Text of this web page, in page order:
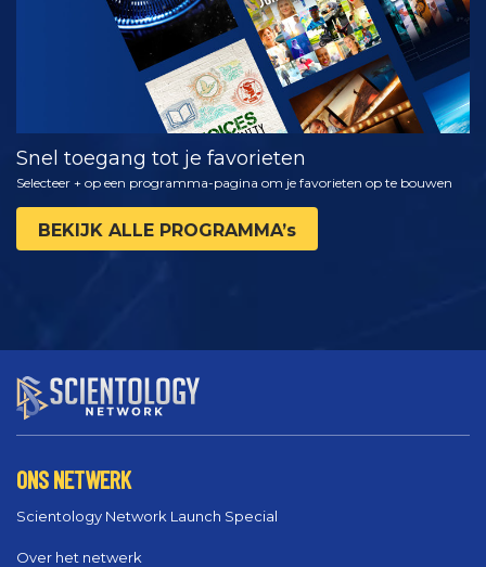
Snel toegang tot je favorieten
Selecteer + op een programma-pagina om je favorieten op te bouwen
BEKIJK ALLE PROGRAMMA’s
ONS NETWERK
Scientology Network Launch Special
Over het netwerk